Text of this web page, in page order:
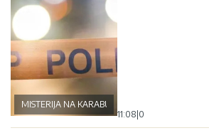
MISTERIJA NA KARABURMI
11:08|0